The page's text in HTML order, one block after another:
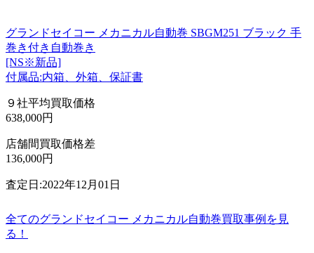
グランドセイコー メカニカル自動巻 SBGM251 ブラック 手
巻き付き自動巻き
[NS※新品]
付属品:内箱、外箱、保証書
９社平均買取価格
638,000円
店舗間買取価格差
136,000円
査定日:2022年12月01日
全てのグランドセイコー メカニカル自動巻買取事例を見
る！